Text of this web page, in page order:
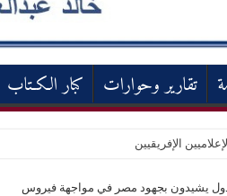
تقارير وحوارات كبار الكـتاب
الإفريقيين
الدول يشيدون بجهود مصر في مواجهة فيروس